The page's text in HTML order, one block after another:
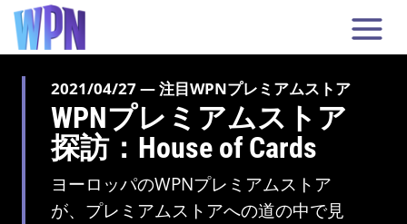
2021/04/27 — 注目WPNプレミアムストア
WPNプレミアムストア
探訪：House of Cards
ヨーロッパのWPNプレミアムストア
が、プレミアムストアへの道の中で見